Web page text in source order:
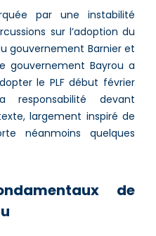
par une instabilité
sur l’adoption du
gouvernement Barnier et
gouvernement Bayrou a
le PLF début février
responsabilité devant
largement inspiré de
néanmoins quelques
de